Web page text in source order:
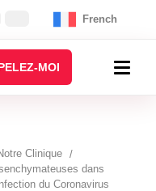
French
MOI
Clinique
dans
du Coronavirus